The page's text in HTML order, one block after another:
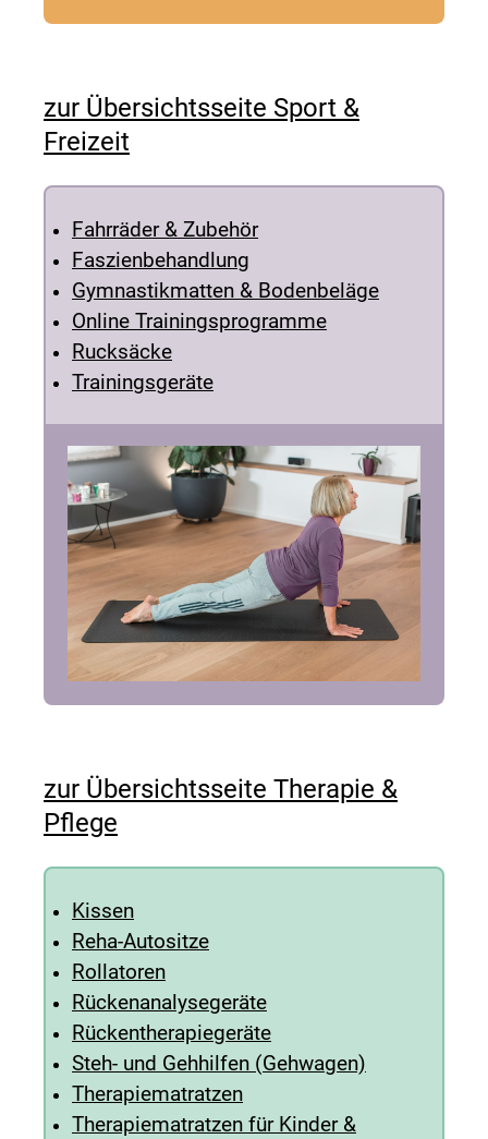
zur Übersichtsseite Sport &
Freizeit
Fahrräder & Zubehör
Faszienbehandlung
Gymnastikmatten & Bodenbeläge
Online Trainingsprogramme
Rucksäcke
Trainingsgeräte
zur Übersichtsseite Therapie &
Pflege
Kissen
Reha-Autositze
Rollatoren
Rückenanalysegeräte
Rückentherapiegeräte
Steh- und Gehhilfen (Gehwagen)
Therapiematratzen
Therapiematratzen für Kinder &